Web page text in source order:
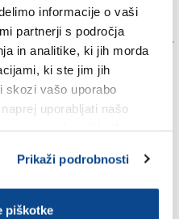
informacije o vaši
partnerji s področja
in analitike, ki jih morda
ki ste jim jih
skozi vašo uporabo
uporabljati našo
Prikaži podrobnosti
piškotke